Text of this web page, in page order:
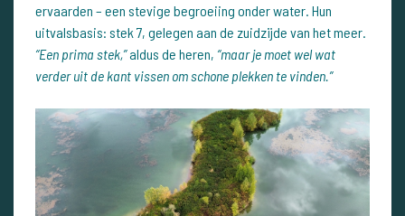
ervaarden – een stevige begroeiing onder water. Hun
uitvalsbasis: stek 7, gelegen aan de zuidzijde van het meer.
“Een prima stek,”aldus de heren, “maar je moet wel wat
verder uit de kant vissen om schone plekken te vinden.”